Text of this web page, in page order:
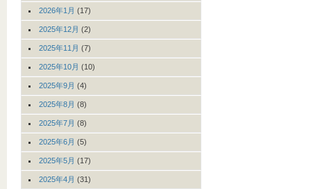
2026年1月 (17)
2025年12月 (2)
2025年11月 (7)
2025年10月 (10)
2025年9月 (4)
2025年8月 (8)
2025年7月 (8)
2025年6月 (5)
2025年5月 (17)
2025年4月 (31)